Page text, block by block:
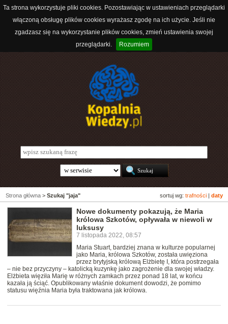
Ta strona wykorzystuje pliki cookies. Pozostawiając w ustawieniach przeglądarki
włączoną obsługę plików cookies wyrażasz zgodę na ich użycie. Jeśli nie
zgadzasz się na wykorzystanie plików cookies, zmień ustawienia swojej
przeglądarki.
Rozumiem
sortuj wg: trafności daty
Strona główna > Szukaj "jaja"
Nowe dokumenty pokazują, że Maria
królowa Szkotów, opływała w niewoli w
luksusy
7 listopada 2022, 08:57
Maria Stuart, bardziej znana w kulturze popularnej
jako Maria, królowa Szkotów, została uwięziona
przez brytyjską królową Elżbietę I, która postrzegała
– nie bez przyczyny – katolicką kuzynkę jako zagrożenie dla swojej władzy.
Elżbieta więziła Marię w różnych zamkach przez ponad 18 lat, w końcu
kazała ją ściąć. Opublikowany właśnie dokument dowodzi, że pomimo
statusu więźnia Maria była traktowana jak królowa.